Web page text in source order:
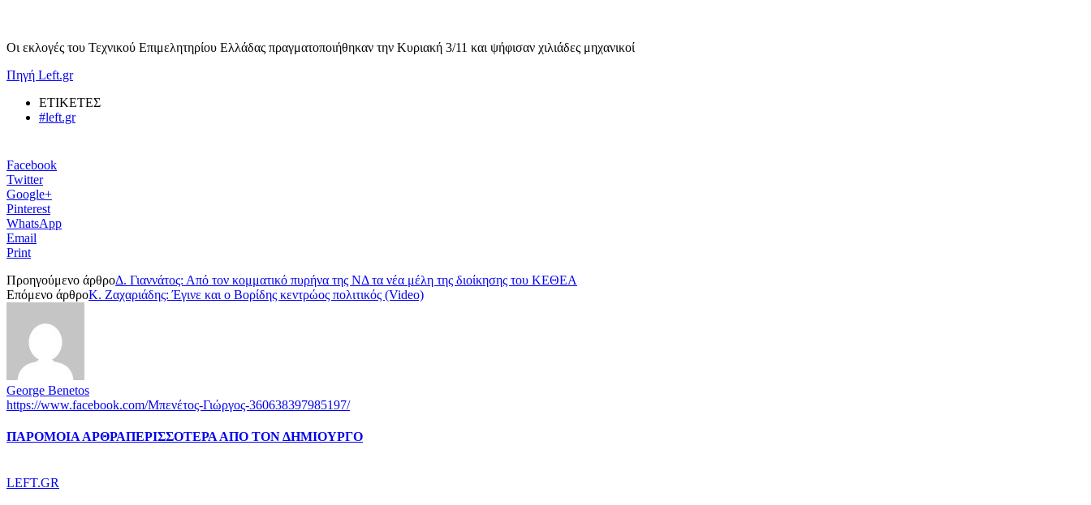
Οι εκλογές του Τεχνικού Επιμελητηρίου Ελλάδας πραγματοποιήθηκαν την Κυριακή 3/11 και ψήφισαν χιλιάδες μηχανικοί
Πηγή Left.gr
ΕΤΙΚΕΤΕΣ
#left.gr
Facebook
Twitter
Google+
Pinterest
WhatsApp
Email
Print
Προηγούμενο άρθροΔ. Γιαννάτος: Από τον κομματικό πυρήνα της ΝΔ τα νέα μέλη της διοίκησης του ΚΕΘΕΑ
Επόμενο άρθροK. Ζαχαριάδης: Έγινε και ο Βορίδης κεντρώος πολιτικός (Video)
George Benetos
https://www.facebook.com/Μπενέτος-Γιώργος-360638397985197/
ΠΑΡΟΜΟΙΑ ΑΡΘΡΑΠΕΡΙΣΣΟΤΕΡΑ ΑΠΟ ΤΟΝ ΔΗΜΙΟΥΡΓΟ
LEFT.GR